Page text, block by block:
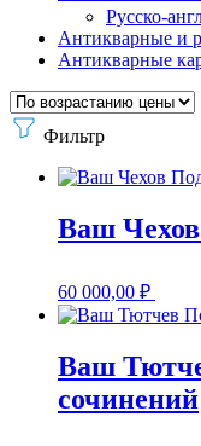
Русско-
Антикварные и
Антикварные
Фильтр
Ваш
60 000,00 ₽
Ваш
сочинений